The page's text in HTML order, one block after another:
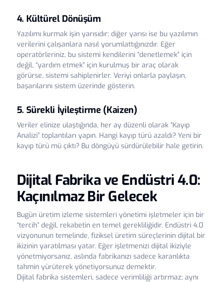
4. Kültürel Dönüşüm
Yazılımı kurmak işin yarısıdır; diğer yarısı ise bu yazılımın
verilerini çalışanlara nasıl yorumlattığınızdır. Eğer
operatörleriniz, bu sistemi kendilerini “denetlemek” için
değil, “yardım etmek” için kurulmuş bir araç olarak
görürse, sistemi sahiplenirler. Veriyi onlarla paylaşın,
başarılarını sistem üzerinde gösterin.
5. Sürekli İyileştirme (Kaizen)
Veriler elinize ulaştığında, her ay düzenli olarak “Kayıp
Analizi” toplantıları yapın. Hangi kayıp türü azaldı? Yeni bir
kayıp türü mü çıktı? Bu döngüyü sürdürülebilir hale getirin.
Dijital Fabrika ve Endüstri 4.0:
Kaçınılmaz Bir Gelecek
Bugün üretim izleme sistemleri yönetimi işletmeler için bir
“tercih” değil, rekabetin en temel gerekliliğidir. Endüstri 4.0
vizyonunun temelinde, fiziksel üretim süreçlerinin dijital bir
ikizinin yaratılması yatar. Eğer işletmenizi dijital ikiziyle
yönetmiyorsanız, aslında fabrikanızı sadece karanlıkta
tahmin yürüterek yönetiyorsunuz demektir.
Dijital fabrika sistemleri, sadece verimliliği artırmaz; aynı